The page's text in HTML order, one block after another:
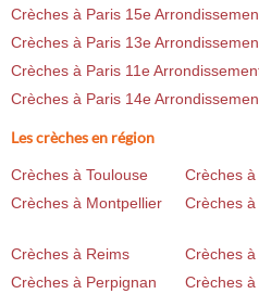
Crèches à Paris 15e
Crèches à Paris 13e
Crèches à Paris 11e
Crèches à Paris 14e
Les crèches en région
Crèches à Toulouse Crèches
Crèches à Montpellier
Crèches à
Crèches à Reims
Crèches
Crèches à Perpignan
Crèches à